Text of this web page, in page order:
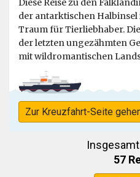
Diese Reise zu den
der antarktischen
Traum für Tierliebhaber.
der letzten ungezähmten
mit wildromantischen
Zur Kreuzfahrt-Seite
57